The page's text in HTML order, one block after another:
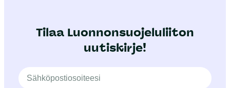
Tilaa Luonnonsuojeluliiton
uutiskirje!